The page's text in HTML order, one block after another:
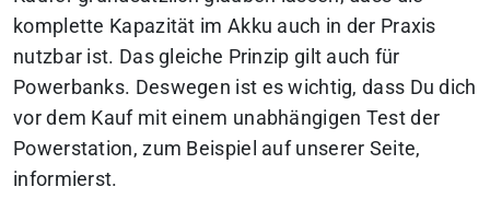
komplette Kapazität im Akku auch in der Praxis
nutzbar ist. Das gleiche Prinzip gilt auch für
Powerbanks. Deswegen ist es wichtig, dass Du dich
vor dem Kauf mit einem unabhängigen Test der
Powerstation, zum Beispiel auf unserer Seite,
informierst.